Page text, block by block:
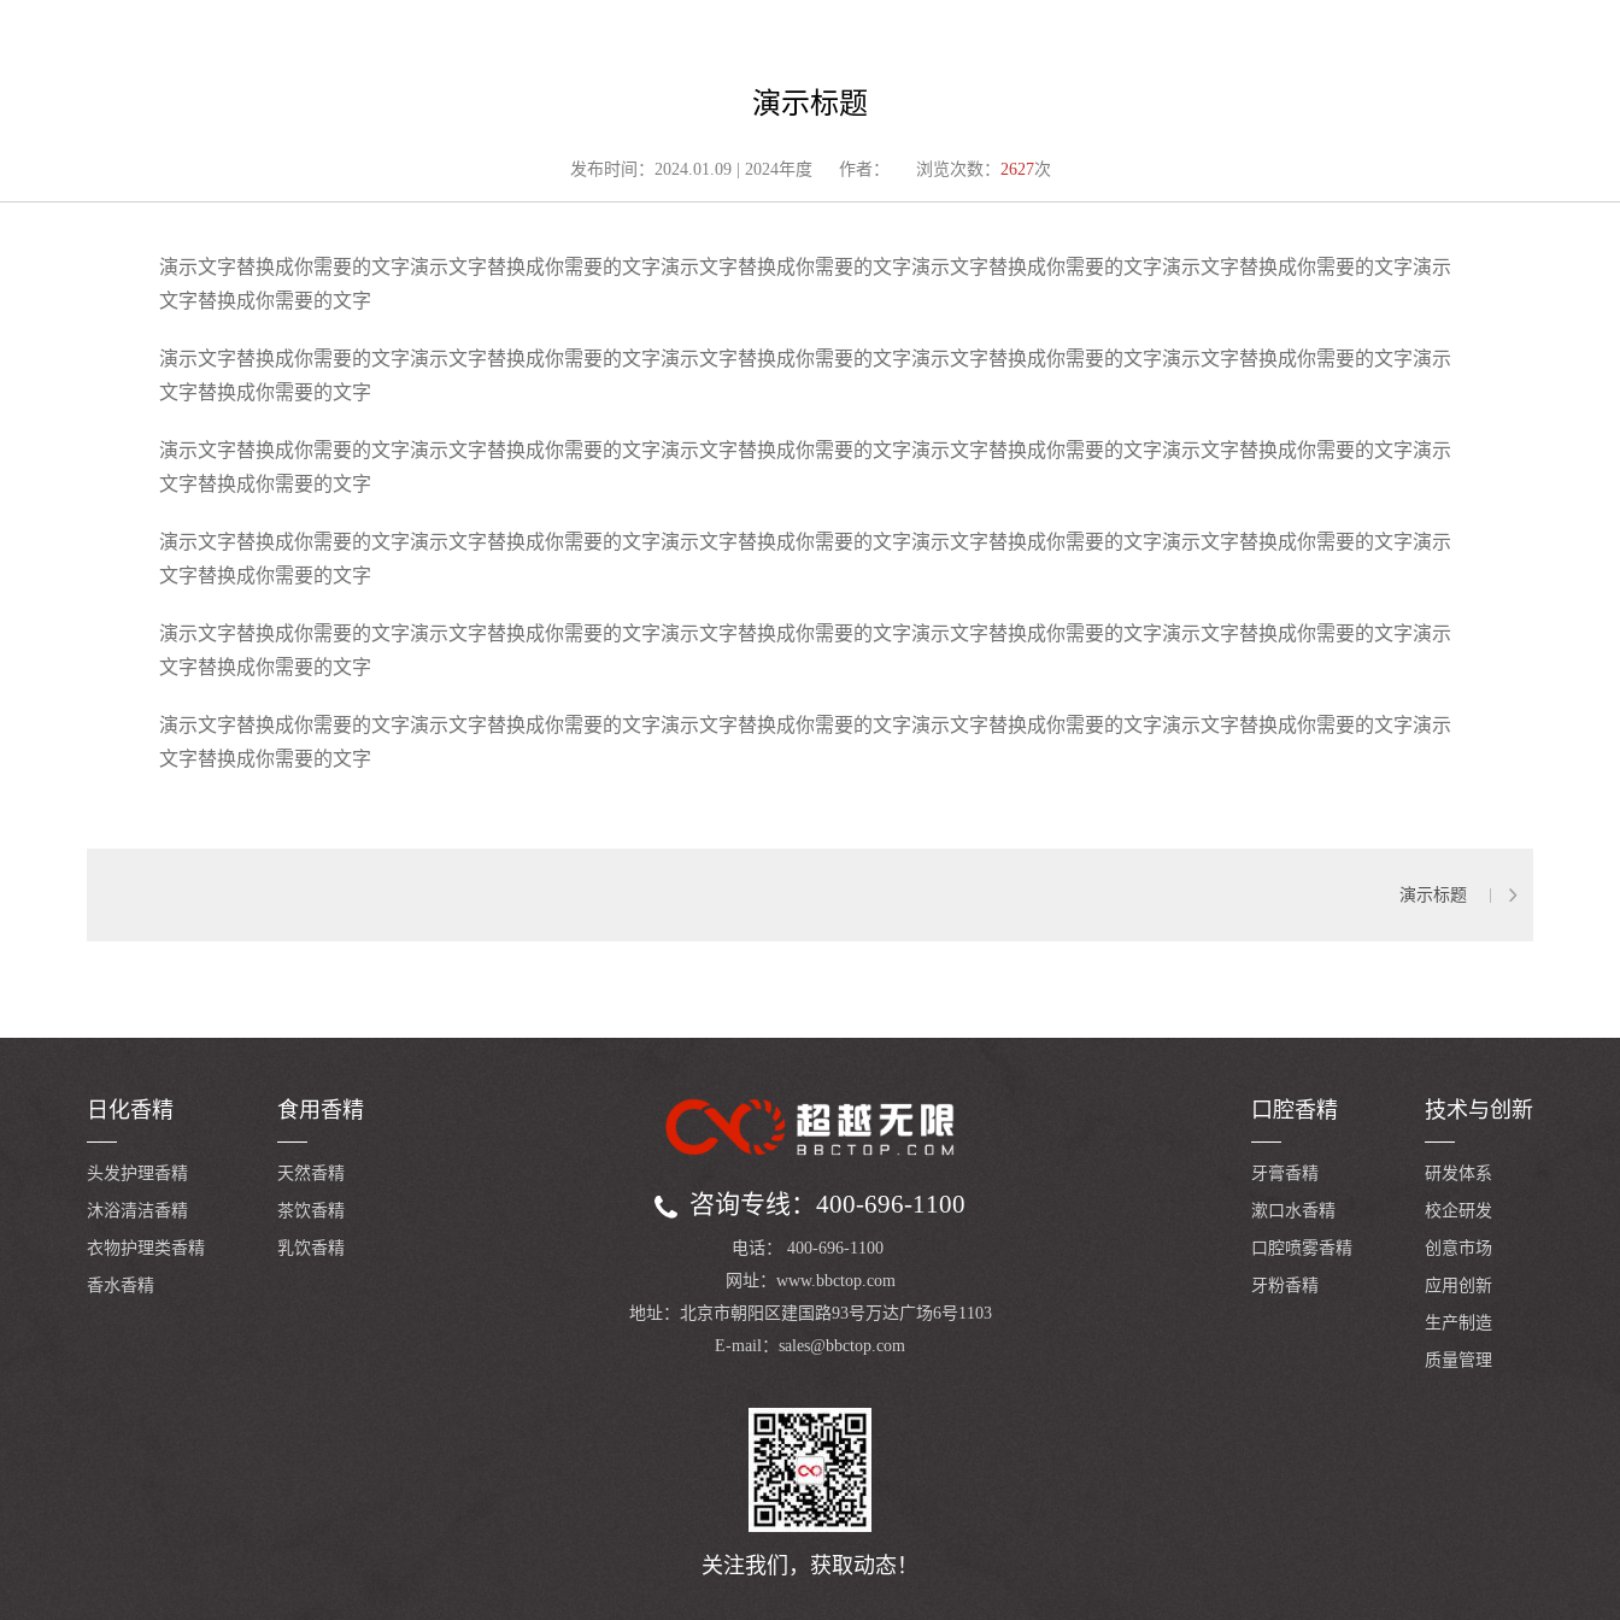
演示标题
发布时间：2024.01.09 | 2024年度 作者： 浏览次数： 2627次
演示文字替换成你需要的文字演示文字替换成你需要的文字演示文字替换成你需要的文字演示文字替换成你需要的文字演示文字替换成你需要的文字演示
文字替换成你需要的文字
演示文字替换成你需要的文字演示文字替换成你需要的文字演示文字替换成你需要的文字演示文字替换成你需要的文字演示文字替换成你需要的文字演示
文字替换成你需要的文字
演示文字替换成你需要的文字演示文字替换成你需要的文字演示文字替换成你需要的文字演示文字替换成你需要的文字演示文字替换成你需要的文字演示
文字替换成你需要的文字
演示文字替换成你需要的文字演示文字替换成你需要的文字演示文字替换成你需要的文字演示文字替换成你需要的文字演示文字替换成你需要的文字演示
文字替换成你需要的文字
演示文字替换成你需要的文字演示文字替换成你需要的文字演示文字替换成你需要的文字演示文字替换成你需要的文字演示文字替换成你需要的文字演示
文字替换成你需要的文字
演示文字替换成你需要的文字演示文字替换成你需要的文字演示文字替换成你需要的文字演示文字替换成你需要的文字演示文字替换成你需要的文字演示
文字替换成你需要的文字
演示标题
日化香精
头发护理香精
沐浴清洁香精
衣物护理类香精
香水香精
食用香精
天然香精
茶饮香精
乳饮香精
咨询专线：400-696-1100
电话： 400-696-1100
网址： www.bbctop.com
地址：北京市朝阳区建国路93号万达广场6号1103
E-mail：sales@bbctop.com
关注我们，获取动态！
口腔香精
牙膏香精
漱口水香精
口腔喷雾香精
牙粉香精
技术与创新
研发体系
校企研发
创意市场
应用创新
生产制造
质量管理